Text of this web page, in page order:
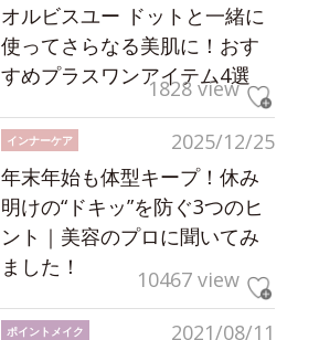
オルビスユー ドットと一緒に
使ってさらなる美肌に！おす
すめプラスワンアイテム4選
1828 view
2025/12/25
インナーケア
年末年始も体型キープ！休み
明けの“ドキッ”を防ぐ3つのヒ
ント｜美容のプロに聞いてみ
ました！
10467 view
2021/08/11
ポイントメイク